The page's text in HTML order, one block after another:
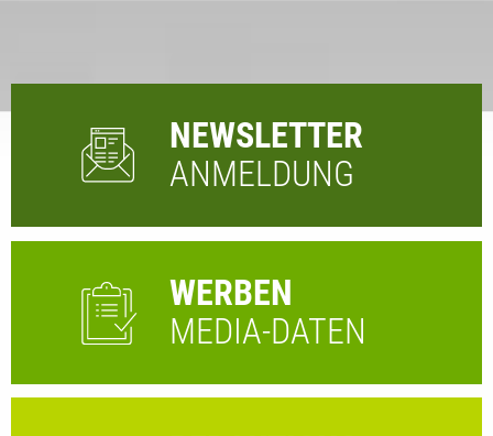
NEWSLETTER
ANMELDUNG
WERBEN
MEDIA-DATEN